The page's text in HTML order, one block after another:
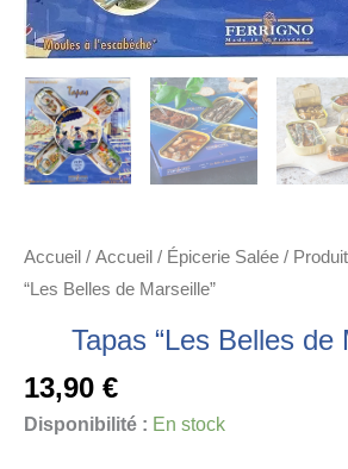
Accueil / Accueil / Épicerie Salée /
“Les Belles de Marseille”
Tapas “Les Belles de
13,90 €
Disponibilité : En stock